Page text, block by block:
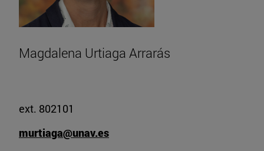
Magdalena Urtiaga Arrarás
ext. 802101
murtiaga@unav.es